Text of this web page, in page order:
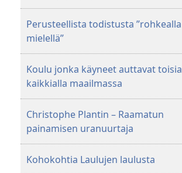
Perusteellista todistusta ”rohkealla
mielellä”
Koulu jonka käyneet auttavat toisia
kaikkialla maailmassa
Christophe Plantin – Raamatun
painamisen uranuurtaja
Kohokohtia Laulujen laulusta